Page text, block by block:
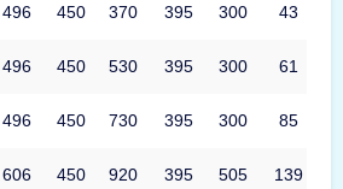
496 450 370 395 300 43
496 450 530 395 300 61
496 450 730 395 300 85
606 450 920 395 505 139